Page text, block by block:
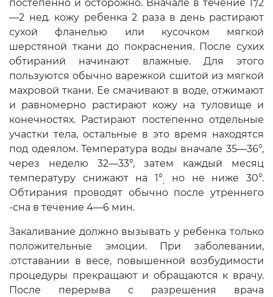
постепенно и ос­торожно. Вначале в течение 1*/2
—2 нед. кожу ребенка 2 раза в день растирают
сухой фланелью или кусочком мягкой
шерстяной ткани до покраснения. После сухих
обтираний начинают влажные. Для этого
пользуются обычно варежкой сшитой из мягкой
махровой ткани. Ее смачивают в воде, отжимают
и равно­мерно растирают кожу на туловище и
конечностях. Растирают постепенно отдельные
участки тела, остальные в это время находятся
под одеялом. Температура воды вначале 35—36°,
через неделю 32—33°, затем каждый месяц
температуру снижают на 1°;
но не ниже 30°.
Обтирания проводят обычно после утреннего
-сна в течение 4—6 мин.
Закаливание должно вызывать у ре­бенка только
положительные эмоции. При заболевании,
.отставании в весе, повышенной возбудимости
процедуры прекращают и обращаются к врачу.
После перерыва с разрешения врача